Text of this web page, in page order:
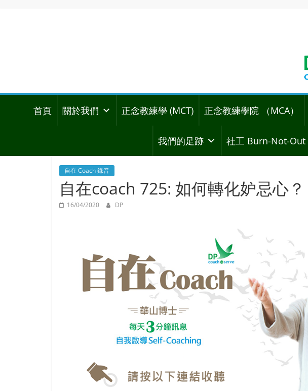
首頁 關於我們 正念教練學 (MCT) 正念教練學院 （MCA）
我們的足跡 社工 Burn-Not-Out
自在 Coach 錄音
自在coach 725: 如何轉化妒忌心？
16/04/2020 DP